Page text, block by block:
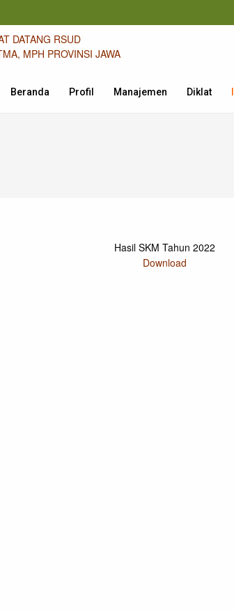
Beranda Profil Manajemen Diklat
Hasil SKM Tahun 2022
Download